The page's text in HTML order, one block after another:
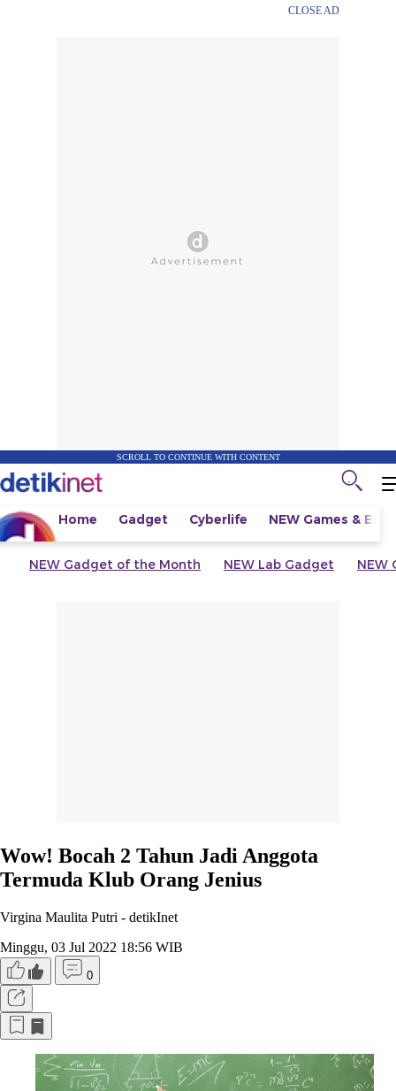
CLOSE AD
SCROLL TO CONTINUE WITH CONTENT
Home Gadget Cyberlife NEW Games &
NEW Gadget of the Month NEW Lab Gadget NEW
Wow! Bocah 2 Tahun Jadi Anggota
Termuda Klub Orang Jenius
Virgina Maulita Putri - detikInet
Minggu, 03 Jul 2022 18:56 WIB
0